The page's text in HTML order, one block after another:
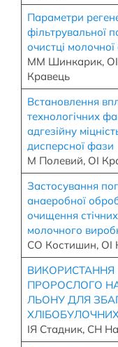
Параметри
фільтрувальної
очистці
ММ Шинкарик, ОІ
Кравець
Встановлення
технологічних
адгезійну
дисперсної фази
М Полевий, ОІ
Застосування
анаеробної
очищення
молочного
СО Костишин, ОІ
ВИКОРИСТАННЯ
ПРОРОСЛОГО
ЛЬОНУ ДЛЯ
ІЯ Стадник, СН